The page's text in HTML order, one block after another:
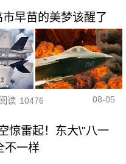
早苗的美梦该醒了
阅读 10476 08-05
惊雷起！东大\"八一
不一样